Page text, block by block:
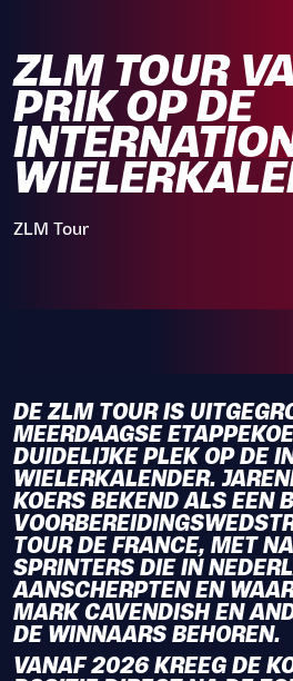
ZLM TOUR
PRIK OP DE
ZLM Tour
DE ZLM TOUR IS
MEERDAAGSE
DUIDELIJKE PLEK OP DE
WIELERKALENDER.
KOERS BEKEND ALS EEN
TOUR DE FRANCE, MET
SPRINTERS DIE IN
AANSCHERPTEN EN
MARK CAVENDISH EN
DE WINNAARS BEHOREN.
VANAF 2026 KREEG DE